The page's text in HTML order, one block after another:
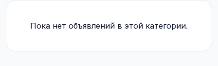
Пока нет объявлений в этой категории.